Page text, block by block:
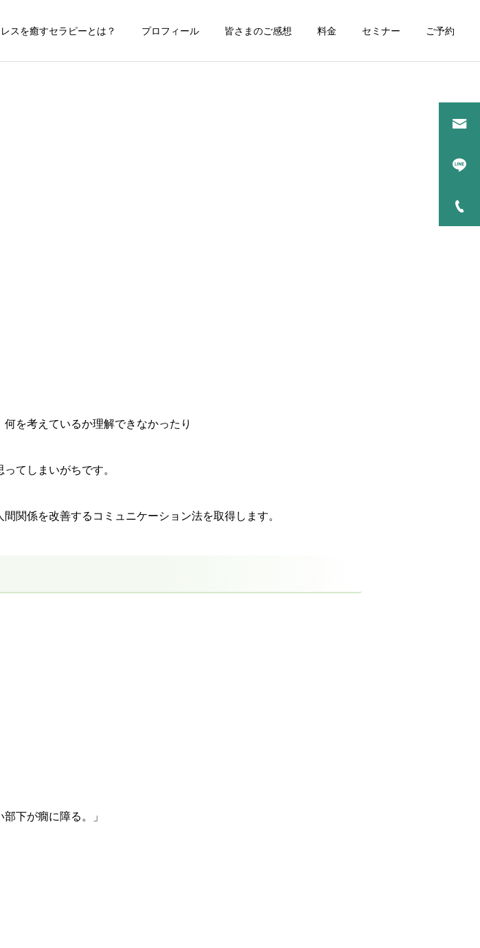
スを癒すセラピーとは？ プロフィール 皆さまのご感想 料金 セミナー ご予約
を考えているか理解できなかったり
てしまいがちです。
関係を改善するコミュニケーション法を取得します。
下が癇に障る。」